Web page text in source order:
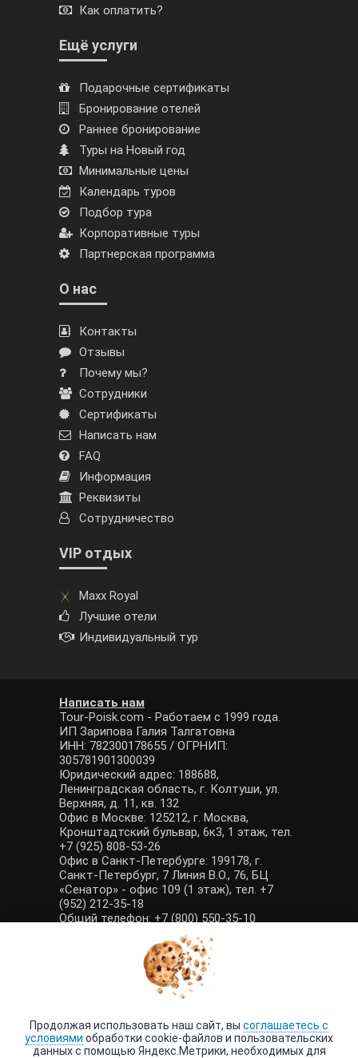
Как оплатить?
Ещё услуги
Подарочные сертификаты
Бронирование отелей
Раннее бронирование
Туры на Новый год
Минимальные цены
Календарь туров
Подбор тура
Корпоративные туры
Партнерская программа
О нас
Контакты
Отзывы
Почему мы?
Сотрудники
Сертификаты
Написать нам
FAQ
Информация
Реквизиты
Сотрудничество
VIP отдых
Maxx Royal
Лучшие отели
Индивидуальный тур
Написать нам
Tour-Poisk.com - Работаем с 1999 года.
ИП Зарипова Галия Талгатовна
ИНН: 782300178655 / ОГРНИП:
305781901300039
Юридический адрес: 188688,
Ленинградская область, г. Колтуши, ул.
Верхняя, д. 11, кв. 132
Офис в Москве: 125212, г. Москва,
Кронштадтский бульвар, 6к3, 1 этаж, тел.
+7 (925) 808-53-26
Офис в Санкт-Петербурге: 199178, г.
Санкт-Петербург, 7 Линия В.О., 76, БЦ
«Сенатор» - офис 109 (1 этаж), тел. +7
(952) 212-35-18
Общий телефон: +7 (800) 550-35-10
E-mail: manager@tour-poisk.com (общие
вопросы), admin@tour-poisk.com (жалобы)
Номер в Общероссийском реестре
туристических агентств: РТА 0003424
Политика конфиденциальности
Продолжая использовать наш сайт, вы соглашаетесь с
условиями обработки cookie-файлов и пользовательских
данных с помощью Яндекс.Метрики, необходимых для